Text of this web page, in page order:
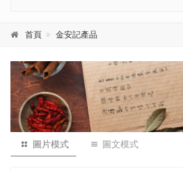
首頁 金安記產品
圖片模式 圖文模式